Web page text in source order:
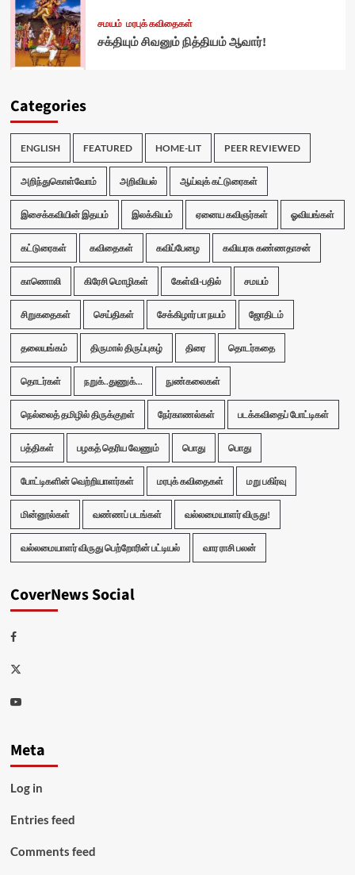
சமயம் மரபுக் கவிதைகள்
சக்தியும் சிவனும் நித்தியம் ஆவார்!
Categories
ENGLISH FEATURED HOME-LIT PEER REVIEWED
அறிந்துகொள்வோம் அறிவியல் ஆய்வுக் கட்டுரைகள்
இசைக்கவியின் இதயம் இலக்கியம் ஏனைய கவிஞர்கள் ஓவியங்கள்
கட்டுரைகள் கவிதைகள் கவிப்பேழை கவியரசு கண்ணதாசன்
காணொலி கிரேசி மொழிகள் கேள்வி-பதில் சமயம்
சிறுகதைகள் செய்திகள் சேக்கிழார் பா நயம் ஜோதிடம்
தலையங்கம் திருமால் திருப்புகழ் திரை தொடர்கதை
தொடர்கள் நறுக்..துணுக்... நுண்கலைகள்
நெல்லைத் தமிழில் திருக்குறள் நேர்காணல்கள் படக்கவிதைப் போட்டிகள்
பத்திகள் பழகத் தெரிய வேணும் பொது பொது
போட்டிகளின் வெற்றியாளர்கள் மரபுக் கவிதைகள் மறு பகிர்வு
மின்னூல்கள் வண்ணப் படங்கள் வல்லமையாளர் விருது!
வல்லமையாளர் விருது பெற்றோரின் பட்டியல் வார ராசி பலன்
CoverNews Social
Facebook
Twitter
Youtube
Meta
Log in
Entries feed
Comments feed